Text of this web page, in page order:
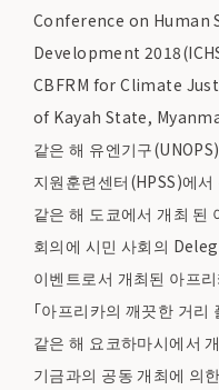
Conference on
Development
CBFRM for Climate
of Kayah State,
같은 해 유엔기구
지원훈련센터(HPSS)에
같은 해 도쿄에서 개최 된
회의에 시민 사회의
이벤트로서 개최된 아프
「아프리카의 깨끗한 거리
같은 해 요코하마시에서
기금과의 공동 개최에 의